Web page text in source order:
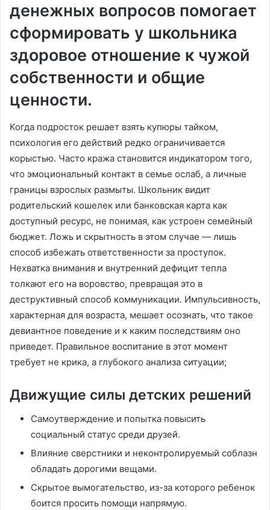
денежных вопросов помогает
сформировать у школьника
здоровое отношение к чужой
собственности и общие
ценности.
Когда подросток решает взять купюры тайком,
психология его действий редко ограничивается
корыстью. Часто кража становится индикатором того,
что эмоциональный контакт в семье ослаб, а личные
границы взрослых размыты. Школьник видит
родительский кошелек или банковская карта как
доступный ресурс, не понимая, как устроен семейный
бюджет. Ложь и скрытность в этом случае — лишь
способ избежать ответственности за проступок.
Нехватка внимания и внутренний дефицит тепла
толкают его на воровство, превращая это в
деструктивный способ коммуникации. Импульсивность,
характерная для возраста, мешает осознать, что такое
девиантное поведение и к каким последствиям оно
приведет. Правильное воспитание в этот момент
требует не крика, а глубокого анализа ситуации;
Движущие силы детских решений
Самоутверждение и попытка повысить
социальный статус среди друзей.
Влияние сверстники и неконтролируемый соблазн
обладать дорогими вещами.
Скрытое вымогательство, из-за которого ребенок
боится просить помощи напрямую.